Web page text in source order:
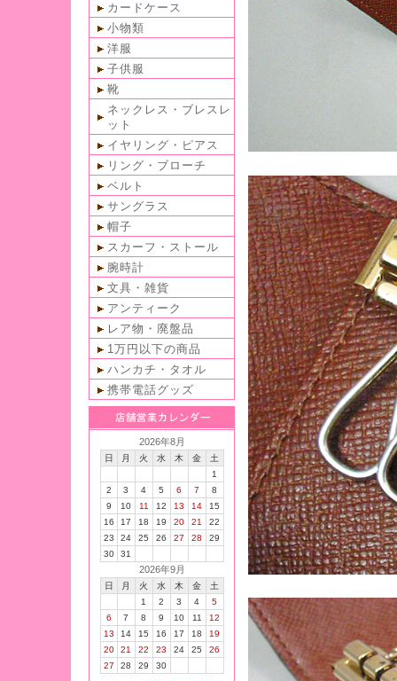
カードケース
小物類
洋服
子供服
靴
ネックレス・ブレスレ
ット
イヤリング・ピアス
リング・ブローチ
ベルト
サングラス
帽子
スカーフ・ストール
腕時計
文具・雑貨
アンティーク
レア物・廃盤品
1万円以下の商品
ハンカチ・タオル
携帯電話グッズ
2026年8月
日 月 火 水 木 金
土
1
2
3 4 5 6 7
8
9
10 11 12 13 14
15
16
17 18 19 20 21
22
23
24 25 26 27 28
29
30
31
2026年9月
日 月 火 水 木 金
土
1
2 3 4
5
6
7 8 9 10 11
12
13
14 15 16 17 18
19
20
21 22 23 24 25
26
27
28 29 30